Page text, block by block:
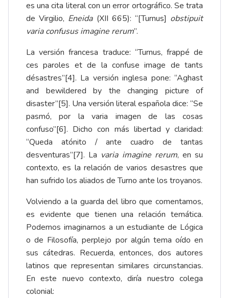
es una cita literal con un error ortográfico. Se trata
de Virgilio, Eneida (XII 665): “[Turnus] obstipuit
varia confusus imagine rerum”.
La versión francesa traduce: “Turnus, frappé de
ces paroles et de la confuse image de tants
désastres”[4]. La versión inglesa pone: “Aghast
and bewildered by the changing picture of
disaster”[5]. Una versión literal española dice: “Se
pasmó, por la varia imagen de las cosas
confuso”[6]. Dicho con más libertad y claridad:
“Queda atónito / ante cuadro de tantas
desventuras”[7]. La varia imagine rerum, en su
contexto, es la relación de varios desastres que
han sufrido los aliados de Turno ante los troyanos.
Volviendo a la guarda del libro que comentamos,
es evidente que tienen una relación temática.
Podemos imaginarnos a un estudiante de Lógica
o de Filosofía, perplejo por algún tema oído en
sus cátedras. Recuerda, entonces, dos autores
latinos que representan similares circunstancias.
En este nuevo contexto, diría nuestro colega
colonial: